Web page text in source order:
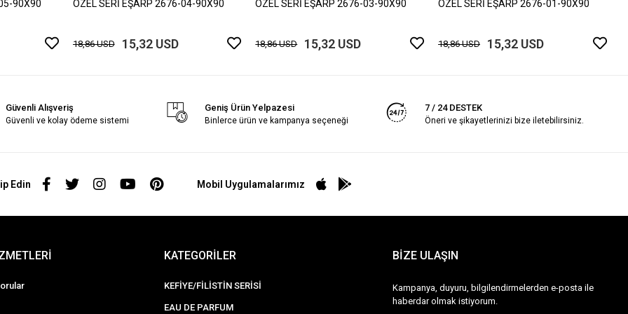
90X90 ÖZEL SERİ EŞARP 2676-04-90X90
18,86 USD 15,32 USD
ÖZEL SERİ EŞARP 2676-03-90X90
18,86 USD 15,32 USD
ÖZEL SERİ EŞARP 2676-01-90X90
18,86 USD 15,32 USD
Güvenli Alışveriş
Güvenli ve kolay ödeme sistemi
Geniş Ürün Yelpazesi
Binlerce ürün ve kampanya seçeneği
7 / 24 DESTEK
Öneri ve şikayetlerinizi bize iletebilirsiniz.
Edin Mobil Uygulamalarımız
KATEGORİLER
KEFİYE/FİLİSTİN SERİSİ
EAU DE PARFUM
BİZE ULAŞIN
Kampanya, duyuru, bilgilendirmelerden e-posta ile
haberdar olmak istiyorum.